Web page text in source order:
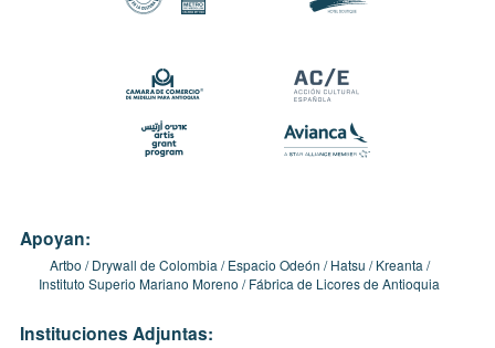
Apoyan:
Artbo Drywall de Colombia Espacio Odeón Hatsu
Kreanta
Instituto Superio Mariano Moreno
Fábrica de Licores de Antioquia
Instituciones Adjuntas: